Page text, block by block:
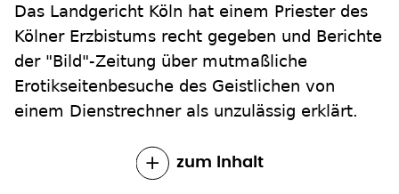
Das Landgericht Köln hat einem Priester des
Kölner Erzbistums recht gegeben und Berichte
der "Bild"-Zeitung über mutmaßliche
Erotikseitenbesuche des Geistlichen von
einem Dienstrechner als unzulässig erklärt.
zum Inhalt